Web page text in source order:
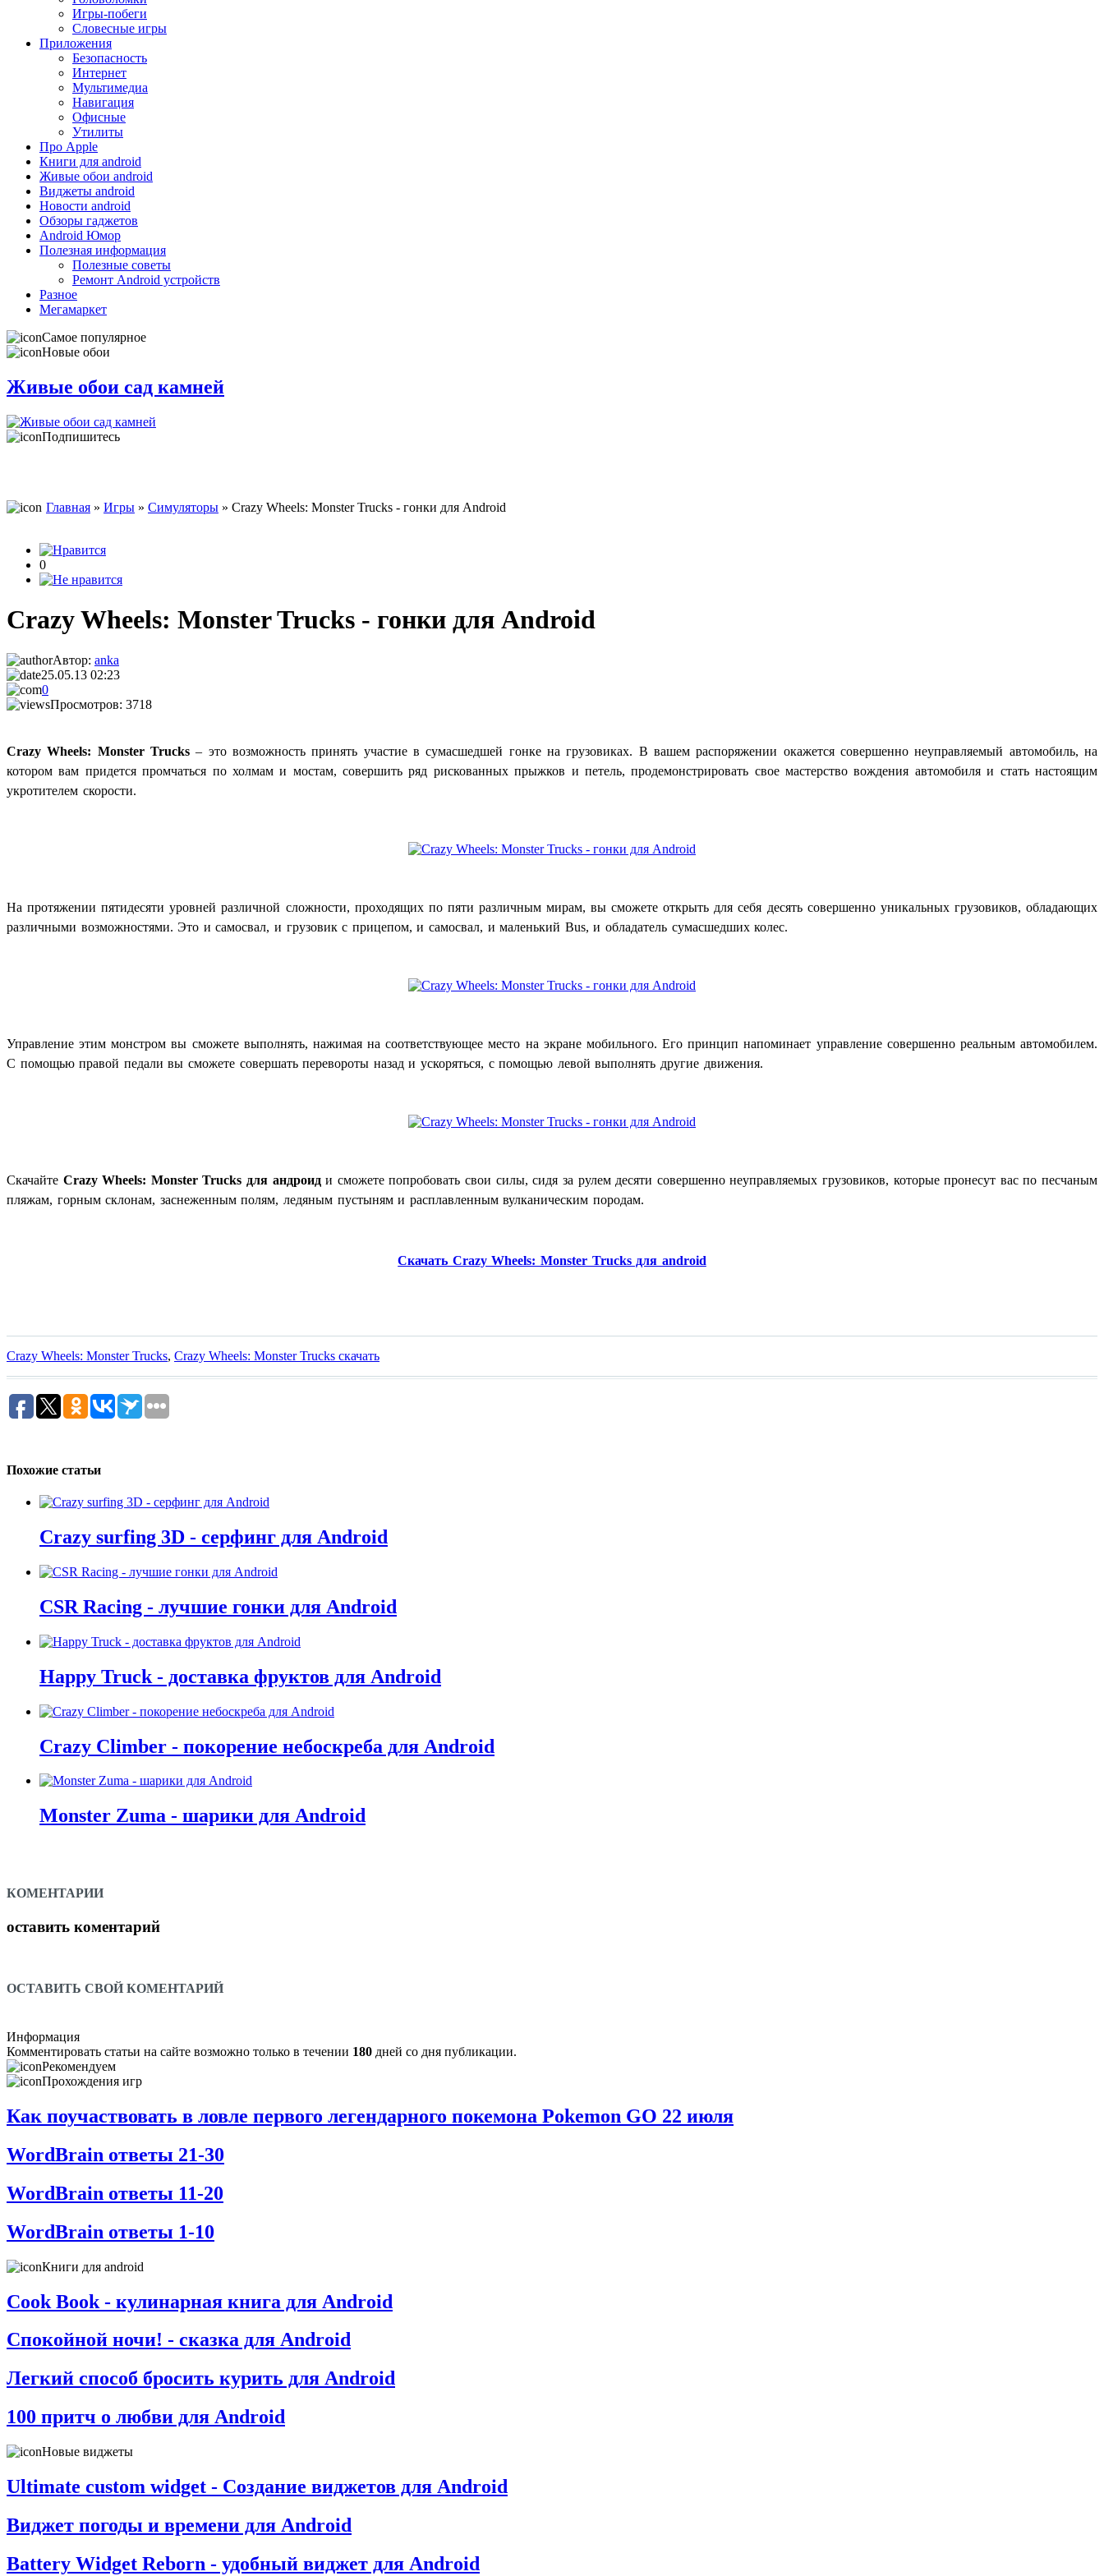
Игры-побеги
Словесные игры
Приложения
Безопасность
Интернет
Мультимедиа
Навигация
Офисные
Утилиты
Про Apple
Книги для android
Живые обои android
Виджеты android
Новости android
Обзоры гаджетов
Android Юмор
Полезная информация
Полезные советы
Ремонт Android устройств
Разное
Мегамаркет
Самое популярное
Новые обои
Живые обои сад камней
Подпишитесь
Главная » Игры » Симуляторы » Crazy Wheels: Monster Trucks - гонки для Android
0
Crazy Wheels: Monster Trucks - гонки для Android
Автор: anka
25.05.13 02:23
0
Просмотров: 3718
Crazy Wheels: Monster Trucks – это возможность принять участие в сумасшедшей гонке на грузовиках. В вашем распоряжении окажется совершенно неуправляемый автомобиль, на
котором вам придется промчаться по холмам и мостам, совершить ряд рискованных прыжков и петель, продемонстрировать свое мастерство вождения автомобиля и стать настоящим
укротителем скорости.
На протяжении пятидесяти уровней различной сложности, проходящих по пяти различным мирам, вы сможете открыть для себя десять совершенно уникальных грузовиков, обладающих
различными возможностями. Это и самосвал, и грузовик с прицепом, и самосвал, и маленький Bus, и обладатель сумасшедших колес.
Управление этим монстром вы сможете выполнять, нажимая на соответствующее место на экране мобильного. Его принцип напоминает управление совершенно реальным автомобилем.
С помощью правой педали вы сможете совершать перевороты назад и ускоряться, с помощью левой выполнять другие движения.
Скачайте Crazy Wheels: Monster Trucks для андроиди сможете попробовать свои силы, сидя за рулем десяти совершенно неуправляемых грузовиков, которые пронесут вас по песчаным
пляжам, горным склонам, заснеженным полям, ледяным пустыням и расплавленным вулканическим породам.
Скачать Crazy Wheels: Monster Trucks для android
Crazy Wheels: Monster Trucks, Crazy Wheels: Monster Trucks скачать
Похожие статьи
Crazy surfing 3D - серфинг для Android
CSR Racing - лучшие гонки для Android
Happy Truck - доставка фруктов для Android
Crazy Climber - покорение небоскреба для Android
Monster Zuma - шарики для Android
КОМЕНТАРИИ
оставить коментарий
ОСТАВИТЬ СВОЙ КОМЕНТАРИЙ
Информация
Комментировать статьи на сайте возможно только в течении 180 дней со дня публикации.
Рекомендуем
Прохождения игр
Как поучаствовать в ловле первого легендарного покемона Pokemon GO 22 июля
WordBrain ответы 21-30
WordBrain ответы 11-20
WordBrain ответы 1-10
Книги для android
Cook Book - кулинарная книга для Android
Спокойной ночи! - сказка для Android
Легкий способ бросить курить для Android
100 притч о любви для Android
Новые виджеты
Ultimate custom widget - Создание виджетов для Android
Виджет погоды и времени для Android
Battery Widget Reborn - удобный виджет для Android